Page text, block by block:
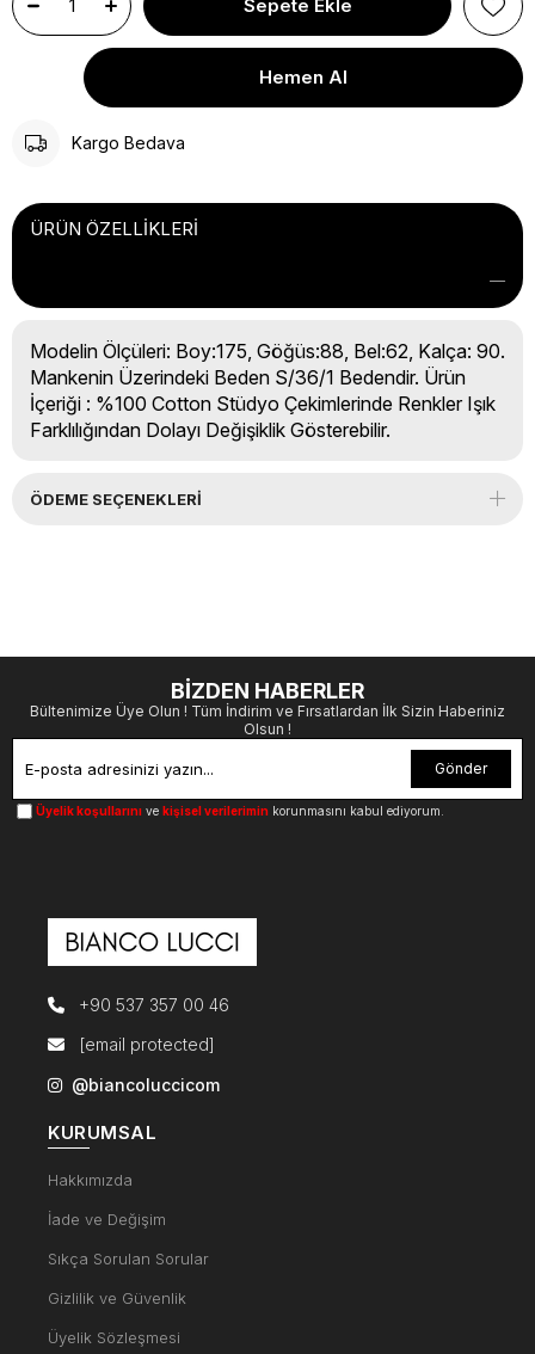
Kargo Bedava
ÜRÜN ÖZELLIKLERI
Modelin Ölçüleri: Boy:175, Göğüs:88, Bel:62, Kalça: 90.
Mankenin Üzerindeki Beden S/36/1 Bedendir. Ürün
İçeriği : %100 Cotton Stüdyo Çekimlerinde Renkler Işık
Farklılığından Dolayı Değişiklik Gösterebilir.
ÖDEME SEÇENEKLERI
BİZDEN HABERLER
Bültenimize Üye Olun ! Tüm İndirim ve Fırsatlardan İlk Sizin Haberiniz
Olsun !
Gönder
Üyelik koşullarını ve kişisel verilerimin korunmasını kabul ediyorum.
+90 537 357 00 46
[email protected]
@biancoluccicom
KURUMSAL
Hakkımızda
İade ve Değişim
Sıkça Sorulan Sorular
Gizlilik ve Güvenlik
Üyelik Sözleşmesi